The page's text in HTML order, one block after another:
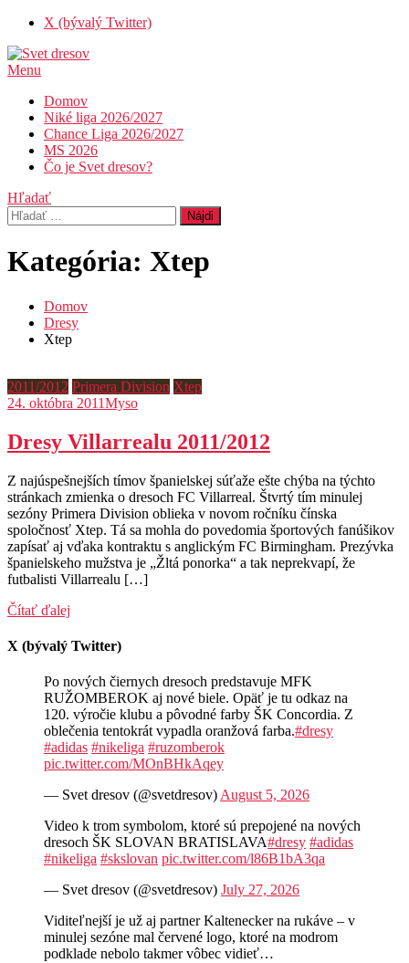
Skip
Content
X (bývalý Twitter)
Menu
Domov
Niké liga 2026/2027
Chance Liga 2026/2027
MS 2026
Čo je Svet dresov?
Hľadať
Hľadať:
Kategória: Xtep
Domov
Dresy
Xtep
2011/2012 Primera Division Xtep
24. októbra 2011Myso
Dresy Villarrealu 2011/2012
Z najúspešnejších tímov španielskej súťaže ešte chýba na týchto
stránkach zmienka o dresoch FC Villarreal. Štvrtý tím minulej
sezóny Primera Division oblieka v novom ročníku čínska
spoločnosť Xtep. Tá sa mohla do povedomia športových fanúšikov
zapísať aj vďaka kontraktu s anglickým FC Birmingham. Prezývka
španielskeho mužstva je „Žltá ponorka“ a tak neprekvapí, že
futbalisti Villarrealu […]
Čítať ďalej
X (bývalý Twitter)
Po nových čiernych dresoch predstavuje MFK
RUŽOMBEROK aj nové biele. Opäť je tu odkaz na
120. výročie klubu a pôvodné farby ŠK Concordia. Z
oblečenia tentokrát vypadla oranžová farba.#dresy
#adidas #nikeliga #ruzomberok
pic.twitter.com/MOnBHkAqey
— Svet dresov (@svetdresov) August 5, 2026
Video k trom symbolom, ktoré sú prepojené na nových
dresoch ŠK SLOVAN BRATISLAVA#dresy #adidas
#nikeliga #skslovan pic.twitter.com/l86B1bA3qa
— Svet dresov (@svetdresov) July 27, 2026
Viditeľnejší je už aj partner Kaltenecker na rukáve – v
minulej sezóne mal červené logo, ktoré na modrom
podklade nebolo takmer vôbec vidieť…